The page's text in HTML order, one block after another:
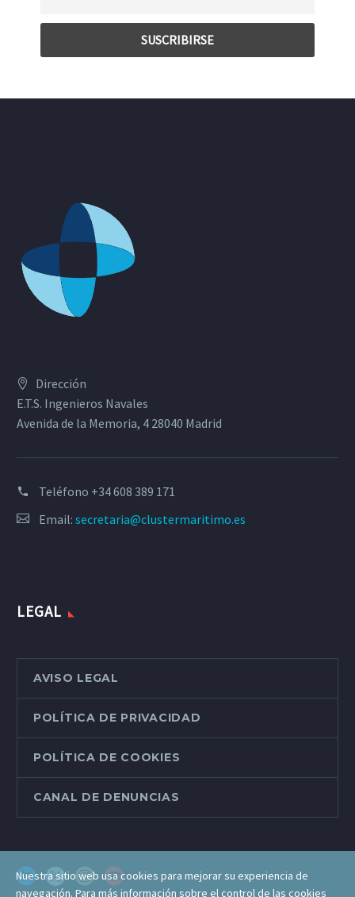
Dirección
E.T.S. Ingenieros Navales
Avenida de la Memoria, 4 28040 Madrid
Teléfono +34 608 389 171
Email: secretaria@clustermaritimo.es
LEGAL
AVISO LEGAL
POLÍTICA DE PRIVACIDAD
POLÍTICA DE COOKIES
CANAL DE DENUNCIAS
Nuestra sitio web usa cookies para mejorar su experiencia de
navegación. Para más información sobre el control de las cookies